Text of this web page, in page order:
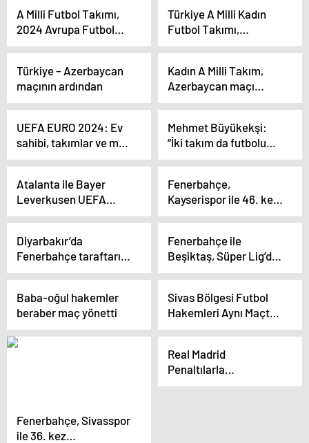
A Milli Futbol Takımı,
2024 Avrupa Futbol
Şampiyonası
kapsamında İtalya ile
özel maçta
karşılaşacak
Türkiye A Milli Kadın
Futbol Takımı,
Azerbaycan’ı mağlup
galibiyetini aldı
Türkiye – Azerbaycan
maçının ardından
Kadın A Milli Takım,
Azerbaycan maçı
öncesi basın toplantısı
UEFA EURO 2024: Ev
sahibi, takımlar ve maç
programı
Mehmet Büyükekşi:
“İki takım da futbolu
çirkinleştirmeden
Atalanta ile Bayer
Leverkusen UEFA
Avrupa Ligi finalinde
Fenerbahçe,
Kayserispor ile 46. kez
karşı karşıya
Diyarbakır’da
Fenerbahçe taraftarı,
Icardi’nin golü sonrası
bulundu
Fenerbahçe ile
Beşiktaş, Süper Lig’de
359. kez karşılaşacak
Baba-oğul hakemler
beraber maç yönetti
Sivas Bölgesi Futbol
Hakemleri Aynı Maçta
Görev Aldı
Fenerbahçe, Sivasspor
ile 36. kez
Real Madrid
Penaltılarla
Manchester City’yi